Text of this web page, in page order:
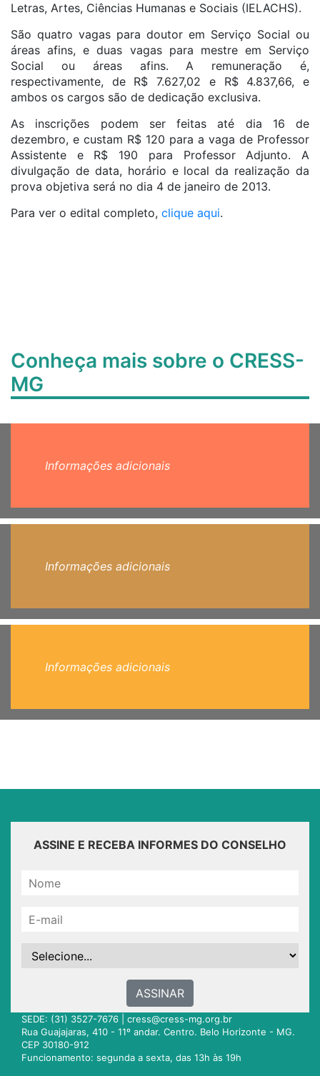
Letras, Artes, Ciências Humanas e Sociais (IELACHS).
São quatro vagas para doutor em Serviço Social ou
áreas afins, e duas vagas para mestre em Serviço
Social ou áreas afins. A remuneração é,
respectivamente, de R$ 7.627,02 e R$ 4.837,66, e
ambos os cargos são de dedicação exclusiva.
As inscrições podem ser feitas até dia 16 de
dezembro, e custam R$ 120 para a vaga de Professor
Assistente e R$ 190 para Professor Adjunto. A
divulgação de data, horário e local da realização da
prova objetiva será no dia 4 de janeiro de 2013.
Para ver o edital completo, clique aqui.
Conheça mais sobre o CRESS-
MG
Informações adicionais
Informações adicionais
Informações adicionais
ASSINE E RECEBA INFORMES DO CONSELHO
ASSINAR
SEDE: (31) 3527-7676 | cress@cress-mg.org.br
Rua Guajajaras, 410 - 11º andar. Centro. Belo Horizonte - MG.
CEP 30180-912
Funcionamento: segunda a sexta, das 13h às 19h